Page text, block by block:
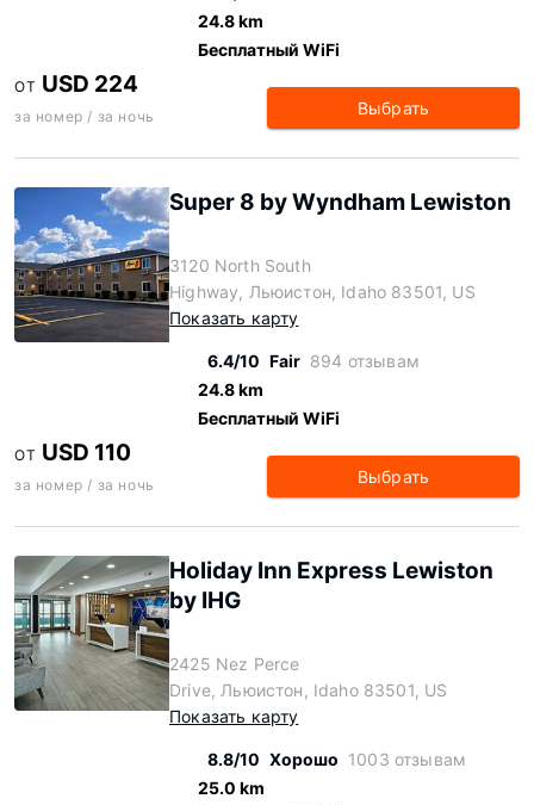
24.8 km
Бесплатный WiFi
ОТ USD 224
за номер / за ночь Выбрать
Super 8 by Wyndham Lewiston
3120 North South
Highway, Льюистон, Idaho 83501, US
Показать карту
6.4/10 Fair 894 отзывам
24.8 km
Бесплатный WiFi
ОТ USD 110
за номер / за ночь Выбрать
Holiday Inn Express Lewiston
by IHG
2425 Nez Perce
Drive, Льюистон, Idaho 83501, US
Показать карту
8.8/10 Хорошо 1003 отзывам
25.0 km